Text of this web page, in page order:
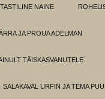
NAINE
JA PROUA ADELMAN
TÄISKASVANUTELE.
SALAKAVAL URFIN JA TEMA